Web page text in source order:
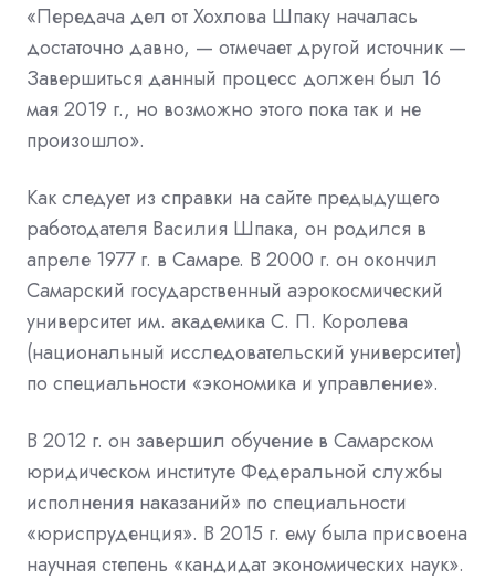
«Передача дел от Хохлова Шпаку началась
достаточно давно, — отмечает другой источник —
Завершиться данный процесс должен был 16
мая 2019 г., но возможно этого пока так и не
произошло».
Как следует из справки на сайте предыдущего
работодателя Василия Шпака, он родился в
апреле 1977 г. в Самаре. В 2000 г. он окончил
Самарский государственный аэрокосмический
университет им. академика С. П. Королева
(национальный исследовательский университет)
по специальности «экономика и управление».
В 2012 г. он завершил обучение в Самарском
юридическом институте Федеральной службы
исполнения наказаний» по специальности
«юриспруденция». В 2015 г. ему была присвоена
научная степень «кандидат экономических наук».